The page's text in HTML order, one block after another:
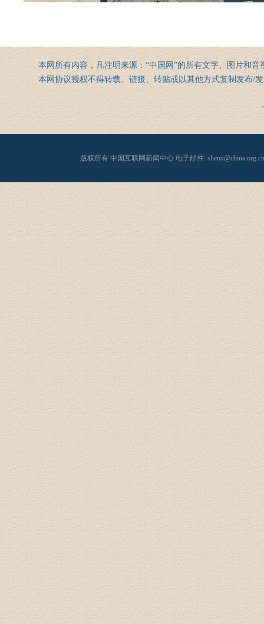
本网所有内容，凡注明来源：“中国网”的所有文字、图片和
本网协议授权不得转载、链接、转贴或以其他方式复制发布/
版权所有 中国互联网新闻中心 电子邮件: